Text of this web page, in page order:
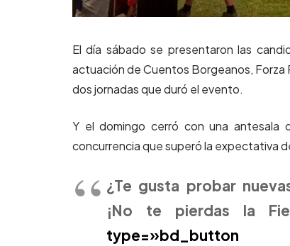
El día sábado se presentaron las
actuación de Cuentos Borgeanos, Forza
dos jornadas que duró el evento.
Y el domingo cerró con una antesala
concurrencia que superó la expectativa
¿Te gusta probar
¡No te pierdas la